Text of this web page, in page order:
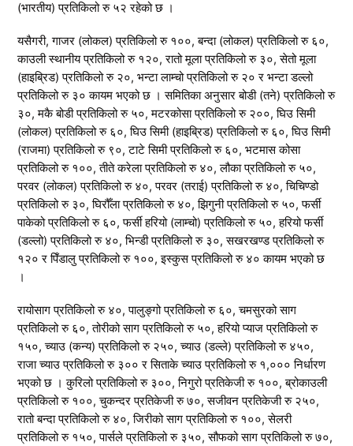
(भारतीय) प्रतिकिलो रु ५२ रहेको छ ।
यसैगरी, गाजर (लोकल) प्रतिकिलो रु १००, बन्दा (लोकल) प्रतिकिलो रु ६०,
काउली स्थानीय प्रतिकिलो रु १२०, रातो मूला प्रतिकिलो रु ३०, सेतो मूला
(हाइब्रिड) प्रतिकिलो रु २०, भन्टा लाम्चो प्रतिकिलो रु २० र भन्टा डल्लो
प्रतिकिलो रु ३० कायम भएको छ । समितिका अनुसार बोडी (तने) प्रतिकिलो रु
३०, मकै बोडी प्रतिकिलो रु ५०, मटरकोसा प्रतिकिलो रु २००, घिउ सिमी
(लोकल) प्रतिकिलो रु ६०, घिउ सिमी (हाइब्रिड) प्रतिकिलो रु ६०, घिउ सिमी
(राजमा) प्रतिकिलो रु ९०, टाटे सिमी प्रतिकिलो रु ६०, भटमास कोसा
प्रतिकिलो रु १००, तीते करेला प्रतिकिलो रु ४०, लौका प्रतिकिलो रु ५०,
परवर (लोकल) प्रतिकिलो रु ४०, परवर (तराई) प्रतिकिलो रु ४०, चिचिण्डो
प्रतिकिलो रु ३०, घिरौँला प्रतिकिलो रु ४०, झिगुनी प्रतिकिलो रु ५०, फर्सी
पाकेको प्रतिकिलो रु ६०, फर्सी हरियो (लाम्चो) प्रतिकिलो रु ५०, हरियो फर्सी
(डल्लो) प्रतिकिलो रु ४०, भिन्डी प्रतिकिलो रु ३०, सखरखण्ड प्रतिकिलो रु
१२० र पिँडालु प्रतिकिलो रु १००, इस्कुस प्रतिकिलो रु ४० कायम भएको छ
।
रायोसाग प्रतिकिलो रु ४०, पालुङ्गो प्रतिकिलो रु ६०, चमसुरको साग
प्रतिकिलो रु ६०, तोरीको साग प्रतिकिलो रु ५०, हरियो प्याज प्रतिकिलो रु
१५०, च्याउ (कन्य) प्रतिकिलो रु २५०, च्याउ (डल्ले) प्रतिकिलो रु ४५०,
राजा च्याउ प्रतिकिलो रु ३०० र सिताके च्याउ प्रतिकिलो रु १,००० निर्धारण
भएको छ । कुरिलो प्रतिकिलो रु ३००, निगुरो प्रतिकेजी रु १००, ब्रोकाउली
प्रतिकिलो रु १००, चुकन्दर प्रतिकेजी रु ७०, सजीवन प्रतिकेजी रु २५०,
रातो बन्दा प्रतिकिलो रु ४०, जिरीको साग प्रतिकिलो रु १००, सेलरी
प्रतिकिलो रु १५०, पार्सले प्रतिकिलो रु ३५०, सौफको साग प्रतिकिलो रु ७०,